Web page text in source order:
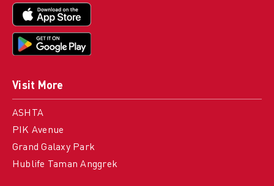
Visit More
ASHTA
PIK Avenue
Grand Galaxy Park
Hublife Taman Anggrek